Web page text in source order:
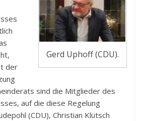
Gerd Uphoff (CDU).
der
sind die Mitglieder des
auf die diese Regelung
(CDU), Christian Klütsch